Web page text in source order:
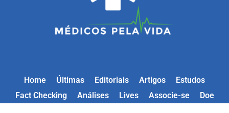
Home Últimas Editoriais Artigos
Estudos
Fact Checking
Análises Lives Associe-se Doe